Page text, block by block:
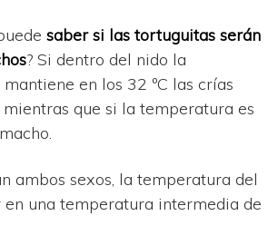
saber si las tortuguitas serán
? Si dentro del nido la
en los 32 ºC las crías
que si la temperatura es
ambos sexos, la temperatura del
en una temperatura intermedia de